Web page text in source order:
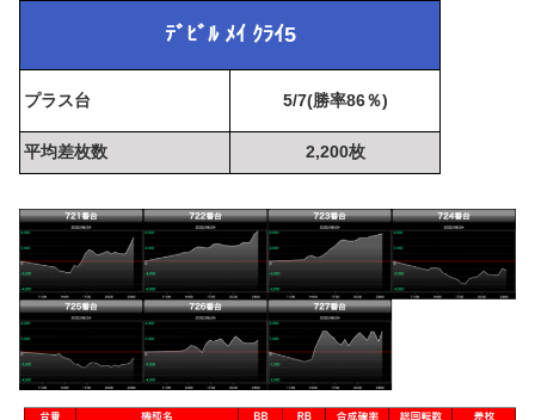
ﾃﾞﾋﾞﾙ ﾒｲ ｸﾗｲ5
プラス台 5/7(勝率86％)
平均差枚数 2,200枚